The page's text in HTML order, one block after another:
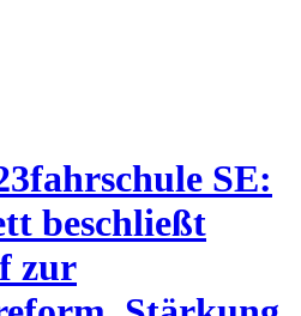
SE:
beschließt
zur